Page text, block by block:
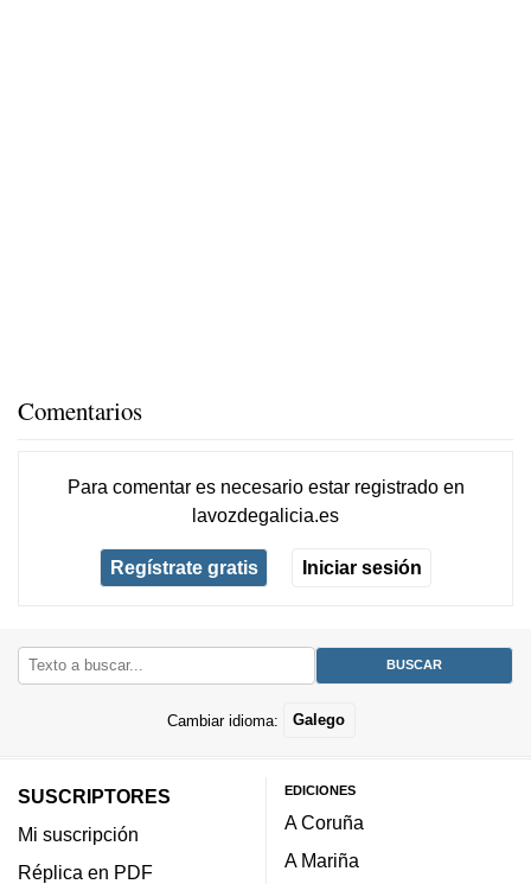
Comentarios
Para comentar es necesario estar registradoen
lavozdegalicia.es
Regístrate gratis Iniciar sesión
Cambiar idioma: Galego
SUSCRIPTORES
Mi suscripción
Réplica en PDF
EDICIONES
A Coruña
A Mariña